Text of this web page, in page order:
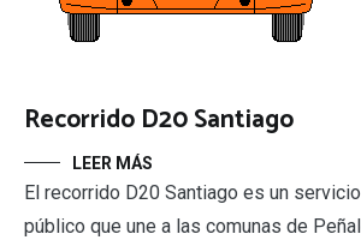
Recorrido D20 Santiago
LEER MÁS
El recorrido D20 Santiago es un
público que une a las comunas de